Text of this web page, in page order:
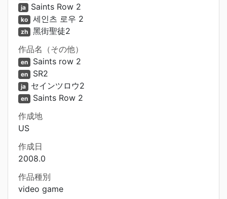
ja Saints Row 2
ko 세인츠 로우 2
zh 黑街聖徒2
作品名（その他）
en Saints row 2
en SR2
ja セインツロウ2
en Saints Row 2
作成地
US
作成日
2008.0
作品種別
video game